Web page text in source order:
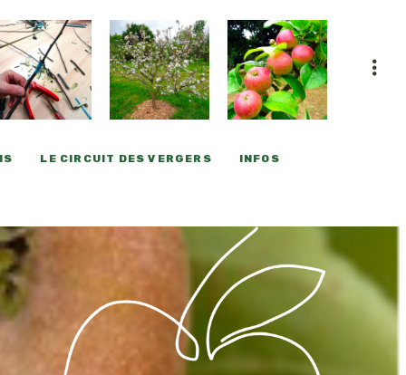
LE CIRCUIT DES VERGERS INFOS